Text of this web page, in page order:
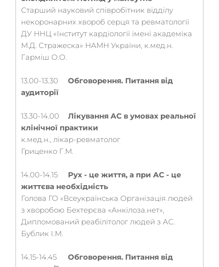
Старший науковий співробітник відділу
некоронарних хвороб серця та ревматології
ДУ ННЦ «Інститут кардіології імені академіка
М.Д. Стражеска» НАМН України, к.мед.н.
Гарміш О.О.
Обговорення. Питання від
аудиторії
Лікування АС в умовах реальної
клінічної практики
к.мед.н., лікар-ревматолог
Гриценко Г.М.
Рух - це життя, а при АС - це
життєва необхідність
Голова ГО «Всеукраїнська Організація людей
з хворобою Бехтерєва «Анкілоза.нет»,
Дипломований реабілітолог людей з АС.
Бублик І.М.
Обговорення. Питання від